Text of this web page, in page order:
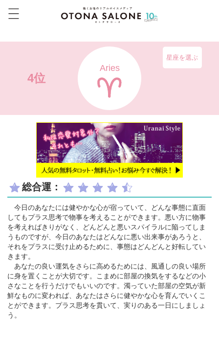
4位
Aries
星座を選ぶ
総合運：
今日のあなたには健やかな心が宿っていて、どんな事態に直面
してもプラス思考で物事を考えることができます。悪い方に物事
を考えればきりがなく、どんどんと悪いスパイラルに陥ってしま
うものですが、今日のあなたはどんなに悪い出来事があろうと、
それをプラスに受け止めるために、事態はどんどんと好転してい
きます。
あなたの良い運気をさらに高めるためには、風通しの良い場所
に身を置くことが大切です。こまめに部屋の換気をするなどの小
さなことを行うだけでもいいのです。濁っていた部屋の空気が新
鮮なものに変われば、あなたはさらに健やかな心を育んでいくこ
とができます。プラス思考を貫いて、実りのある一日にしましょ
う。